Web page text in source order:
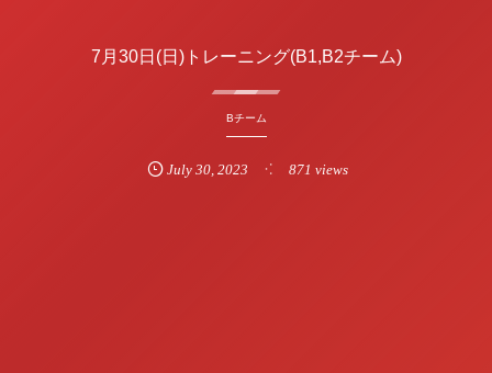
7月30日(日)トレーニング(B1,B2チーム)
Bチーム
July 30,2023 871 views